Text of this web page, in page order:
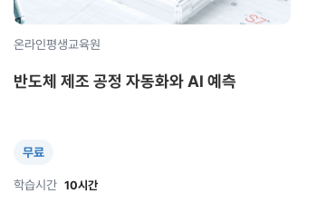
온라인평생교육원
반도체 제조 공정 자동화와 AI 예측
무료
학습시간 10시간